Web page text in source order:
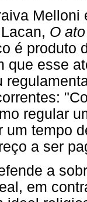
O
é produto
que esse
regular
um tempo
a ser
a
em